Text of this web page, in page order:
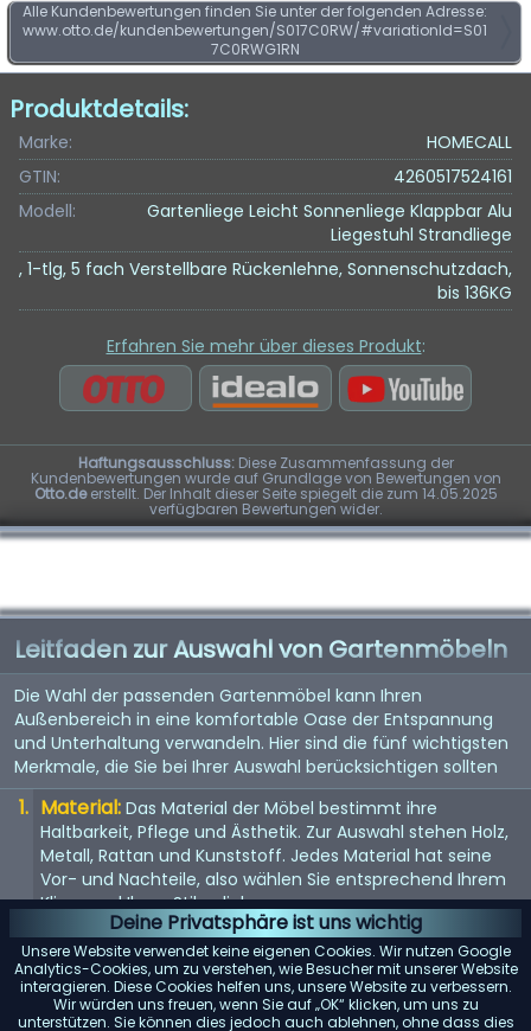
Deine Privatsphäre ist uns wichtig
Unsere Website verwendet keine eigenen Cookies. Wir nutzen Google
Analytics-Cookies, um zu verstehen, wie Besucher mit unserer Website
interagieren. Diese Cookies helfen uns, unsere Website zu verbessern.
Wir würden uns freuen, wenn Sie auf „OK“ klicken, um uns zu
unterstützen. Sie können dies jedoch auch ablehnen, ohne dass dies
Alle Kundenbewertungen finden Sie unter der folgenden Adresse:
www.otto.de/kundenbewertungen/S017C0RW/#variationId=S01
7C0RWG1RN
Produktdetails:
Marke:
HOMECALL
GTIN:
4260517524161
Modell:
Gartenliege Leicht Sonnenliege Klappbar Alu
Liegestuhl Strandliege
, 1-tlg, 5 fach Verstellbare Rückenlehne, Sonnenschutzdach,
bis 136KG
Erfahren Sie mehr über dieses Produkt:
Haftungsausschluss:Diese Zusammenfassung der
Kundenbewertungen wurde auf Grundlage von Bewertungen von
Otto.deerstellt. Der Inhalt dieser Seite spiegelt die zum 14.05.2025
verfügbaren Bewertungen wider.
Leitfaden zur Auswahl von Gartenmöbeln
Die Wahl der passenden Gartenmöbel kann Ihren
Außenbereich in eine komfortable Oase der Entspannung
und Unterhaltung verwandeln. Hier sind die fünf wichtigsten
Merkmale, die Sie bei Ihrer Auswahl berücksichtigen sollten
Material: Das Material der Möbel bestimmt ihre
Haltbarkeit, Pflege und Ästhetik. Zur Auswahl stehen Holz,
Metall, Rattan und Kunststoff. Jedes Material hat seine
Vor- und Nachteile, also wählen Sie entsprechend Ihrem
Klima und Ihren Stilvorlieben.
Komfort: Komfort ist der Schlüssel, wenn es um
Gartenmöbel geht. Suchen Sie nach ergonomisch
gestalteten Stücken mit ausreichender Polsterung oder
der Möglichkeit, Kissen hinzuzufügen.